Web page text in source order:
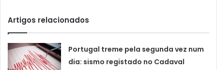
Artigos relacionados
Portugal treme pela segunda vez num
dia: sismo registado no Cadaval